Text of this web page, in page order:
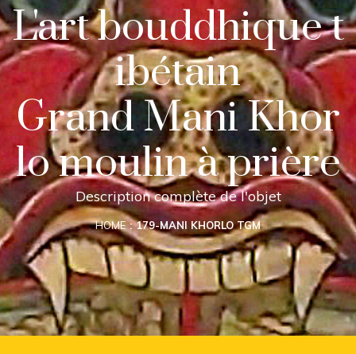
L'art bouddhique t
ibétain
Grand Mani Khor
lo moulin à prière
Description complète de l'objet
HOME 179-MANI KHORLO TGM